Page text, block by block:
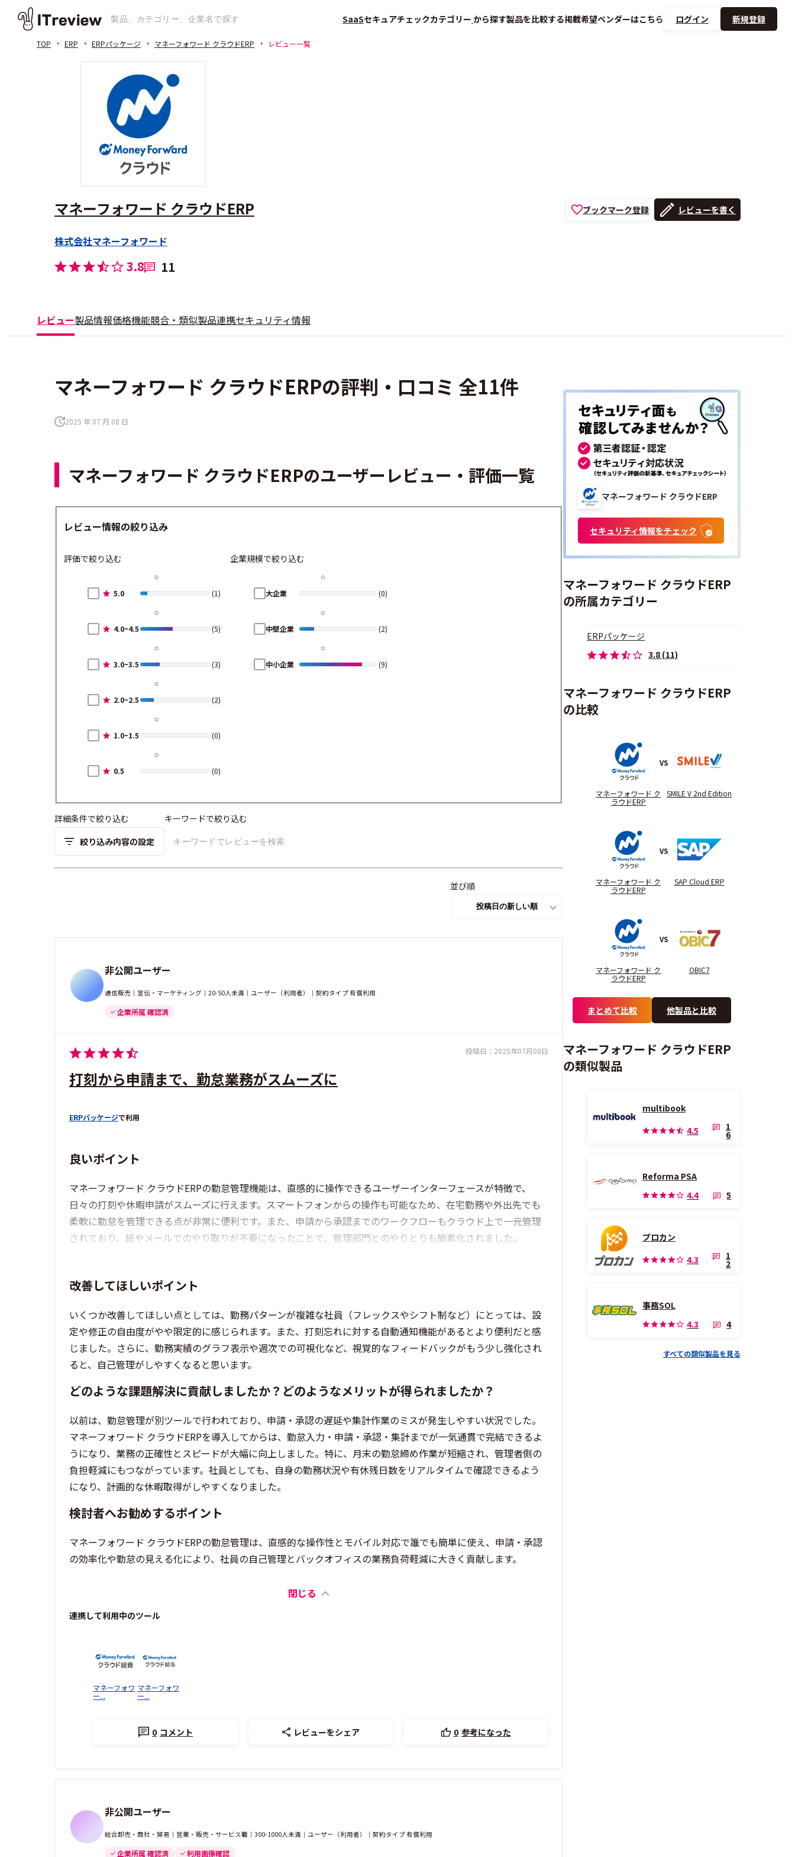
SaaSセキュアチェックカテゴリー から探す製品を比較する掲載希望ベンダーはこちら ログイン 新規登録
TOP ERP ERPパッケージ マネーフォワード クラウドERP レビュー一覧
マネーフォワード クラウドERP
株式会社マネーフォワード
3.8 11
ブックマーク登録 レビューを書く
レビュー製品情報価格機能競合・類似製品連携セキュリティ情報
マネーフォワード クラウドERPの評判・口コミ 全11件
2025 年 07 月 08 日
マネーフォワード クラウドERPのユーザーレビュー・評価一覧
レビュー情報の絞り込み
評価で絞り込む
5.0 (1)
4.0~4.5 (5)
3.0~3.5 (3)
2.0~2.5 (2)
1.0~1.5 (0)
0.5 (0)
企業規模で絞り込む
大企業 (0)
中堅企業 (2)
中小企業 (9)
詳細条件で絞り込む
絞り込み内容の設定
キーワードで絞り込む
並び順
非公開ユーザー
通信販売｜宣伝・マーケティング｜20-50人未満｜ユーザー（利用者）｜契約タイプ 有償利用
企業所属 確認済
投稿日： 2025年07月08日
打刻から申請まで、勤怠業務がスムーズに
ERPパッケージで利用
良いポイント
マネーフォワード クラウドERPの勤怠管理機能は、直感的に操作できるユーザーインターフェースが特徴で、
日々の打刻や休暇申請がスムーズに行えます。スマートフォンからの操作も可能なため、在宅勤務や外出先でも
柔軟に勤怠を管理できる点が非常に便利です。また、申請から承認までのワークフローもクラウド上で一元管理
されており、紙やメールでのやり取りが不要になったことで、管理部門とのやりとりも簡素化されました。
改善してほしいポイント
いくつか改善してほしい点としては、勤務パターンが複雑な社員（フレックスやシフト制など）にとっては、設
定や修正の自由度がやや限定的に感じられます。また、打刻忘れに対する自動通知機能があるとより便利だと感
じました。さらに、勤務実績のグラフ表示や週次での可視化など、視覚的なフィードバックがもう少し強化され
ると、自己管理がしやすくなると思います。
どのような課題解決に貢献しましたか？どのようなメリットが得られましたか？
以前は、勤怠管理が別ツールで行われており、申請・承認の遅延や集計作業のミスが発生しやすい状況でした。
マネーフォワード クラウドERPを導入してからは、勤怠入力・申請・承認・集計までが一気通貫で完結できるよ
うになり、業務の正確性とスピードが大幅に向上しました。特に、月末の勤怠締め作業が短縮され、管理者側の
負担軽減にもつながっています。社員としても、自身の勤務状況や有休残日数をリアルタイムで確認できるよう
になり、計画的な休暇取得がしやすくなりました。
検討者へお勧めするポイント
マネーフォワード クラウドERPの勤怠管理は、直感的な操作性とモバイル対応で誰でも簡単に使え、申請・承認
の効率化や勤怠の見える化により、社員の自己管理とバックオフィスの業務負荷軽減に大きく貢献します。
閉じる
連携して利用中のツール
マネーフォワ
ー...
マネーフォワ
ー...
0 コメント レビューをシェア 0 参考になった
非公開ユーザー
総合卸売・商社・貿易｜営業・販売・サービス職｜300-1000人未満｜ユーザー（利用者）｜契約タイプ 有償利用
企業所属 確認済 利用画像確認
マネーフォワード クラウドERP
セキュリティ情報をチェック
マネーフォワード クラウドERP
の所属カテゴリー
ERPパッケージ
3.8 (11)
マネーフォワード クラウドERP
の比較
マネーフォワード ク
ラウドERP
VS
SMILE V 2nd Edition
マネーフォワード ク
ラウドERP
VS
SAP Cloud ERP
マネーフォワード ク
ラウドERP
VS
OBIC7
まとめて比較 他製品と比較
マネーフォワード クラウドERP
の類似製品
multibook
4.5
1
6
Reforma PSA
4.4
5
プロカン
4.3
1
2
事務SOL
4.3
4
すべての類似製品を見る